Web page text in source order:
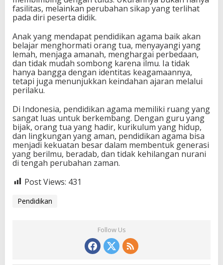
fasilitas, melainkan perubahan sikap yang terlihat
pada diri peserta didik.
Anak yang mendapat pendidikan agama baik akan
belajar menghormati orang tua, menyayangi yang
lemah, menjaga amanah, menghargai perbedaan,
dan tidak mudah sombong karena ilmu. Ia tidak
hanya bangga dengan identitas keagamaannya,
tetapi juga menunjukkan keindahan ajaran melalui
perilaku.
Di Indonesia, pendidikan agama memiliki ruang yang
sangat luas untuk berkembang. Dengan guru yang
bijak, orang tua yang hadir, kurikulum yang hidup,
dan lingkungan yang aman, pendidikan agama bisa
menjadi kekuatan besar dalam membentuk generasi
yang berilmu, beradab, dan tidak kehilangan nurani
di tengah perubahan zaman.
Post Views: 431
Pendidikan
Follow Us